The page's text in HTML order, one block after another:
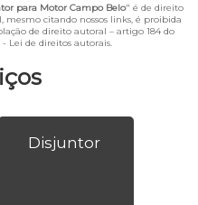
Disjuntor
para Motor Campo Belo" é de direito
mesmo citando nossos links, é proibida
de direito autoral – artigo 184 do
- Lei de direitos autorais.